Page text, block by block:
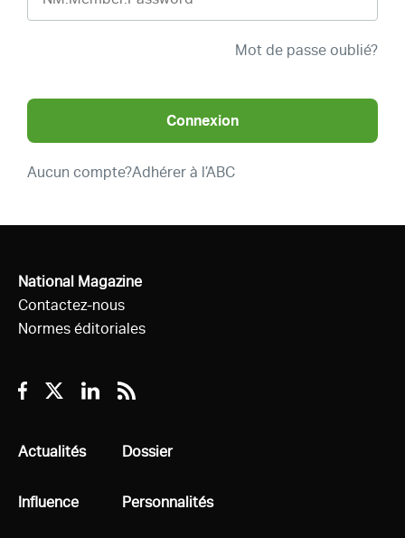
Mot de passe oublié?
Connexion
Aucun compte?Adhérer à l’ABC
National Magazine
Contactez-nous
Normes éditoriales
Facebook
TwitterLinkedin
RSS
Tous
Actualités
Tous
Influence
Tous
Dossier
Tous
Personnalités